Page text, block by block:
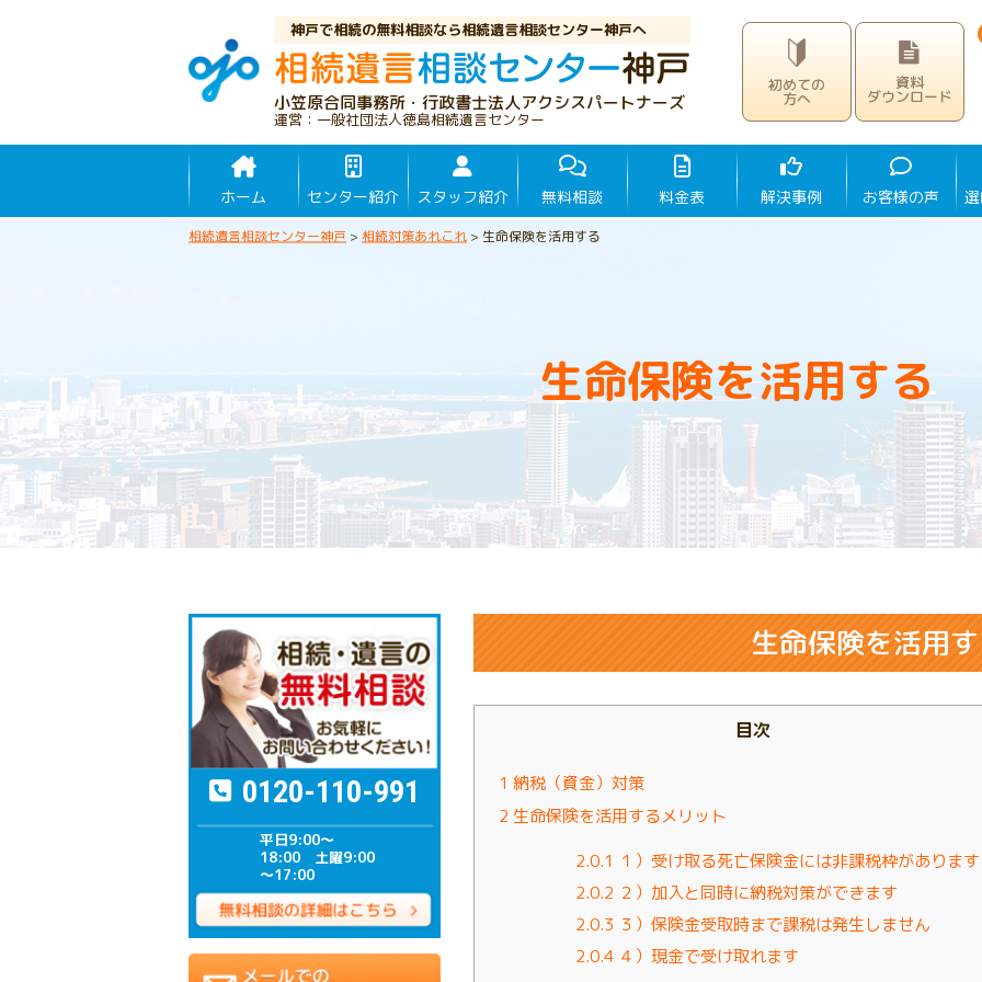
神戸で相続の無料相談なら相続遺言相談センター神戸へ
小笠原合同事務所・行政書士法人アクシスパートナーズ
運営：一般社団法人徳島相続遺言センター
初めての
方へ
資料
ダウンロード
ホーム センター紹介 スタッフ紹介 無料相談 料金表 解決事例 お客様の声
相続遺言相談センター神戸 > 相続対策あれこれ> 生命保険を活用する
生命保険を活用する
生命保険を活用
目次
1 納税（資金）対策
2 生命保険を活用するメリット
2.0.1 １）受け取る死亡保険金には非課税枠があります
2.0.2 ２）加入と同時に納税対策ができます
2.0.3 ３）保険金受取時まで課税は発生しません
2.0.4 ４）現金で受け取れます
0120-110-991
平日9:00～
18:00 土曜9:00
～17:00